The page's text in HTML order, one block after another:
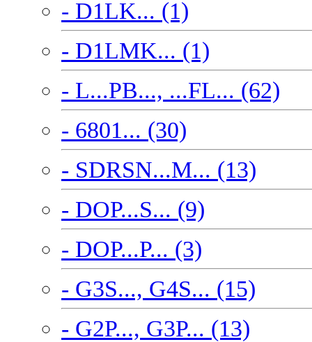
- D1LK... (1)
- D1LMK... (1)
- L...PB..., ...FL... (62)
- 6801... (30)
- SDRSN...M... (13)
- DOP...S... (9)
- DOP...P... (3)
- G3S..., G4S... (15)
- G2P..., G3P... (13)